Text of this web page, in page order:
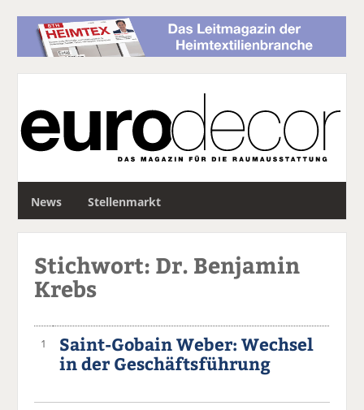
News Stellenmarkt
c
Stichwort: Dr. Benjamin
Krebs
1
Saint-Gobain Weber: Wechsel
in der Geschäftsführung